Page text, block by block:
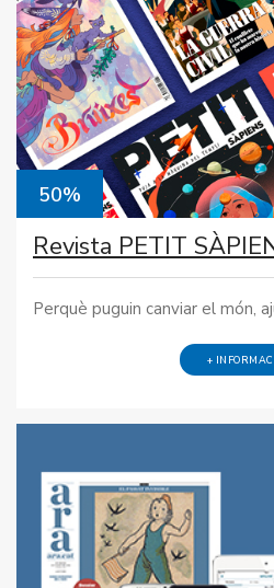
50%
Revista PETIT
Perquè puguin canviar el món,
+